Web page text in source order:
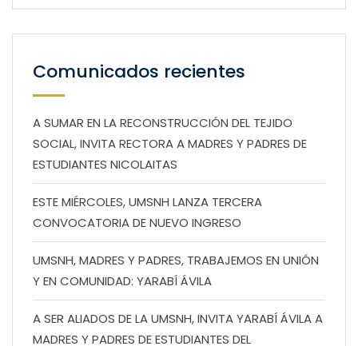
Comunicados recientes
A SUMAR EN LA RECONSTRUCCIÓN DEL TEJIDO
SOCIAL, INVITA RECTORA A MADRES Y PADRES DE
ESTUDIANTES NICOLAITAS
ESTE MIÉRCOLES, UMSNH LANZA TERCERA
CONVOCATORIA DE NUEVO INGRESO
UMSNH, MADRES Y PADRES, TRABAJEMOS EN UNIÓN
Y EN COMUNIDAD: YARABÍ ÁVILA
A SER ALIADOS DE LA UMSNH, INVITA YARABÍ ÁVILA A
MADRES Y PADRES DE ESTUDIANTES DEL